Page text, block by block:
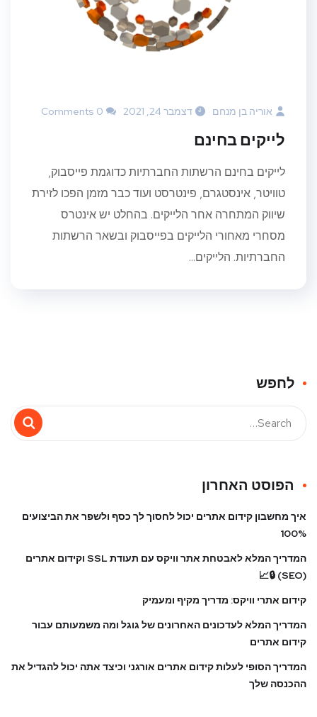
אוריה בן מנחם דצמבר 24, 2021 0 Comments
לייקים בחינם
לייקים בחינם הרשתות החברתיות כדוגמת פייסבוק,
טוויטר, אינסטגרם, פינטרסט ועוד כבר מזמן הפכו לזירת
שיווק המתחרה אחר הלייקים. בהחלט יש אינטרס
מסחרי מאחורי הלייקים בפייסבוק ובשאר הרשתות
החברתיות. הלייקים...
לחפש
הפוסט האחרון
איך מחשבון קידום אתרים יכול לחסוך לך כסף ולשפר את הביצועים
100%
המדריך המלא לאבטחת אתר וויקס עם תעודת SSL וקידום אתרים
(SEO) 🔒📈
קידום אתרי וויקס: מדריך מקיף ומעמיק
המדריך המלא לעדכונים האחרונים של גוגל ומה משמעותם עבור
קידום אתרים
המדריך הסופי לעלות קידום אתרים אורגני וכיצד אתה יכול להגדיל את
ההכנסה שלך